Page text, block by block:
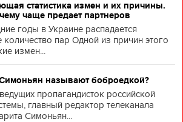
статистика измен и их причины.
чаще предает партнеров
годы в Украине распадается
пар Одной из причин этого
измен...
называют боброедкой?
пропагандисток российской
главный редактор телеканала
Симоньян...